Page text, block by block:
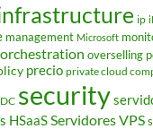
ip
management Microsoft
orchestration overselling
precio private cloud
security
HSaaSServidores VPS